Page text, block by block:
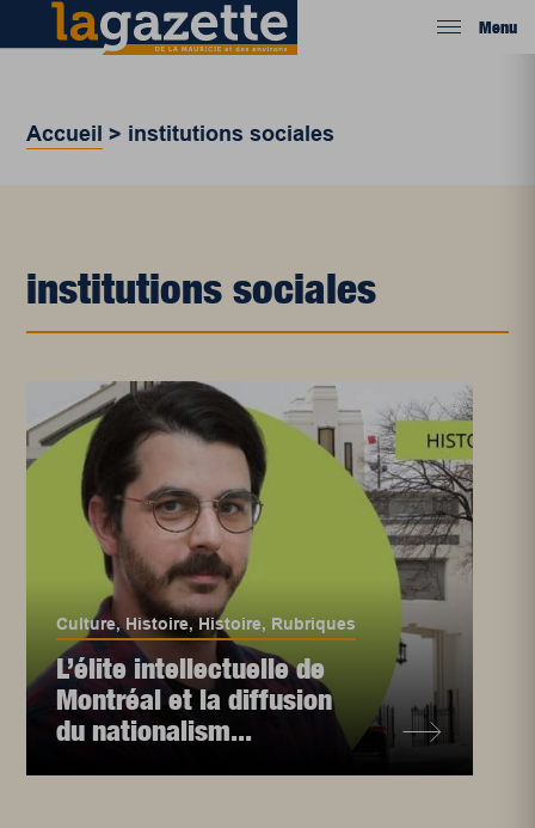
Menu
Accueil > institutions sociales
institutions sociales
Culture, Histoire,Histoire, Rubriques
L’élite intellectuelle de
Montréal et la diffusion
du nationalism...